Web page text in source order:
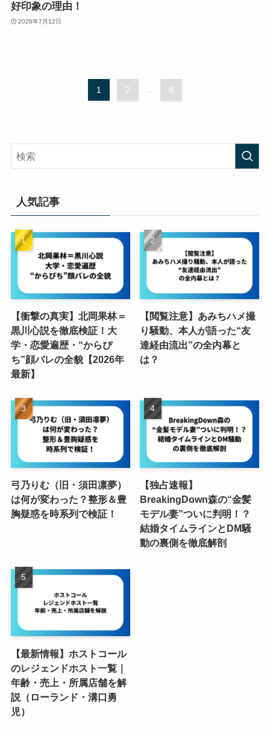
好印象の理由！
2026年7月12日
1 2 ... 8
人気記事
【衝撃の真実】北岡果林＝
黒川心説を徹底検証！大
学・恋愛遍歴・“からぴ
ち”顔バレの全貌【2026年
最新】
【閲覧注意】あみちハメ撮
り騒動、本人が語った“友
達経由流出”の全内幕と
は？
弓乃りむ（旧・須田凛夢）
は何が変わった？整形＆豊
胸疑惑を時系列で検証！
【独占速報】
BreakingDown森の“金髪
モデル妻”ついに判明！？
結婚タイムラインとDM騒
動の裏側を徹底解剖
【最新情報】ホストコール
のレジェンドホスト一覧｜
年齢・売上・所属店舗を解
説（ローランド・溝口勇
児）